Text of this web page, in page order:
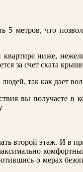
5 метров, что
ниже,
за счет ската
так как дает
вы получаете в
второй этаж. И в
о мерах